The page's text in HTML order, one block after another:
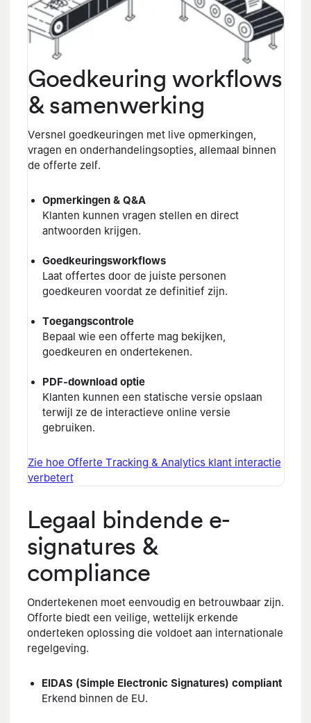
Goedkeuring workflows
& samenwerking
Versnel goedkeuringen met live opmerkingen,
vragen en onderhandelingsopties, allemaal binnen
de offerte zelf.
Opmerkingen & Q&A
Klanten kunnen vragen stellen en direct
antwoorden krijgen.
Goedkeuringsworkflows
Laat offertes door de juiste personen
goedkeuren voordat ze definitief zijn.
Toegangscontrole
Bepaal wie een offerte mag bekijken,
goedkeuren en ondertekenen.
PDF-download optie
Klanten kunnen een statische versie opslaan
terwijl ze de interactieve online versie
gebruiken.
Zie hoe Offerte Tracking & Analytics klant interactie
verbetert
Legaal bindende e-
signatures &
compliance
Ondertekenen moet eenvoudig en betrouwbaar zijn.
Offorte biedt een veilige, wettelijk erkende
onderteken oplossing die voldoet aan internationale
regelgeving.
EIDAS (Simple Electronic Signatures) compliant
Erkend binnen de EU.